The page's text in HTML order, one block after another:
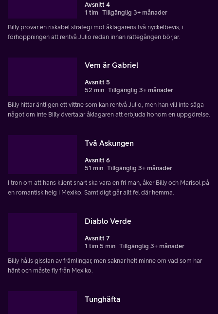
Avsnitt 4
1 tim Tillgänglig 3+ månader
Billy provar en riskabel strategi mot åklagarens två nyckelbevis, i
förhoppningen att rentvå Julio redan innan rättegången börjar.
Vem är Gabriel
Avsnitt 5
52 min Tillgänglig 3+ månader
Billy hittar äntligen ett vittne som kan rentvå Julio, men han vill inte säga
något om inte Billy övertalar åklagaren att erbjuda honom en uppgörelse.
Två Askungen
Avsnitt 6
51 min Tillgänglig 3+ månader
I tron om att hans klient snart ska vara en fri man, åker Billy och Marisol på
en romantisk helg i Mexiko. Samtidigt går allt fel där hemma.
Diablo Verde
Avsnitt 7
1 tim 5 min Tillgänglig 3+ månader
Billy hålls gisslan av främlingar, men saknar helt minne om vad som har
hänt och måste fly från Mexiko.
Tunghäfta